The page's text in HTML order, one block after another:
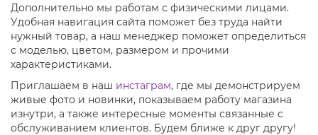
Дополнительно мы работам с физическими лицами.
Удобная навигация сайта поможет без труда найти
нужный товар, а наш менеджер поможет определиться
с моделью, цветом, размером и прочими
характеристиками.
Приглашаем в наш инстаграм, где мы демонстрируем
живые фото и новинки, показываем работу магазина
изнутри, а также интересные моменты связанные с
обслуживанием клиентов. Будем ближе к друг другу!